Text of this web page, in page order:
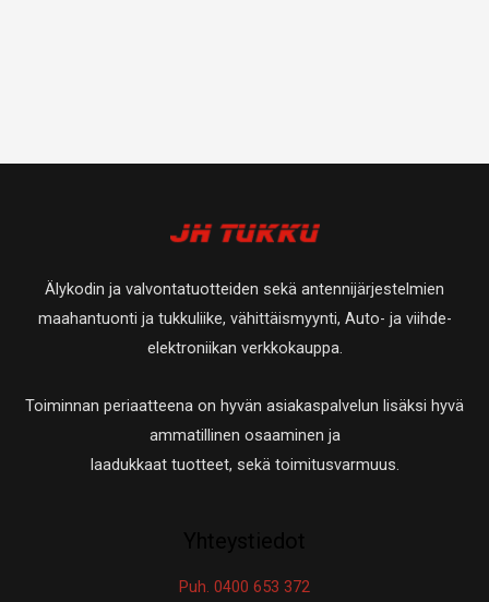
Älykodin ja valvontatuotteiden sekä antennijärjestelmien
maahantuonti ja tukkuliike, vähittäismyynti, Auto- ja viihde-
elektroniikan verkkokauppa.
Toiminnan periaatteena on hyvän asiakaspalvelun lisäksi hyvä
ammatillinen osaaminen ja
laadukkaat tuotteet, sekä toimitusvarmuus.
Puh. 0400 653 372